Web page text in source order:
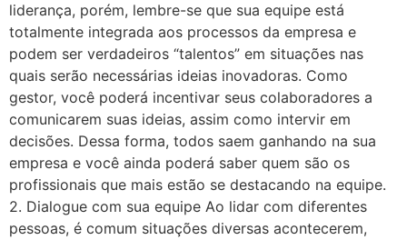
liderança, porém, lembre-se que sua equipe está
totalmente integrada aos processos da empresa e
podem ser verdadeiros “talentos” em situações nas
quais serão necessárias ideias inovadoras. Como
gestor, você poderá incentivar seus colaboradores a
comunicarem suas ideias, assim como intervir em
decisões. Dessa forma, todos saem ganhando na sua
empresa e você ainda poderá saber quem são os
profissionais que mais estão se destacando na equipe.
2. Dialogue com sua equipe Ao lidar com diferentes
pessoas, é comum situações diversas acontecerem,